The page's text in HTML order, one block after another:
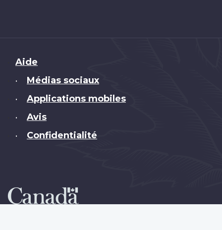
Brand
Aide
• Médias sociaux
• Applications mobiles
• Avis
• Confidentialité